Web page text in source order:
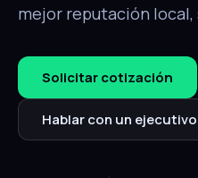
mejor reputación
Solicitar cotización
Hablar con un ejecutivo